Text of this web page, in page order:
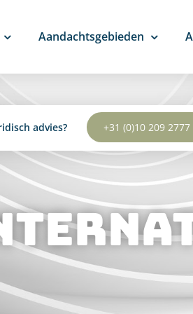
advies? +31 (0)10 209 2777
Aandachtsgebieden